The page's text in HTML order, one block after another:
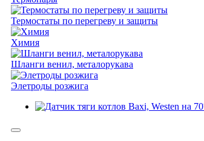
Термостаты по перегреву и защиты
Химия
Шланги венил, металорукава
Элетроды розжига